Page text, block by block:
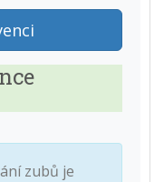
zubů je